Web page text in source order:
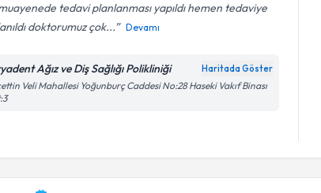
tedavi planlanması yapıldı hemen tedaviye
doktorumuz çok...
Devamı
Ağız ve Diş Sağlığı Polikliniği Haritada Göster
Veli Mahallesi Yoğunburç Caddesi No:28 Haseki Vakıf Binası